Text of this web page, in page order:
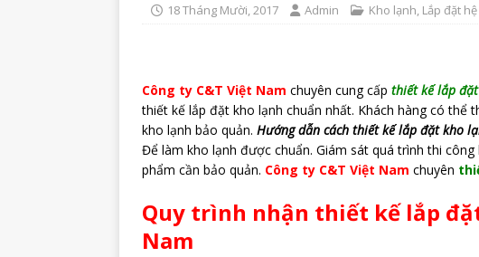
18 Tháng Mười, 2017 Admin Kho lạnh, Lắp đặt
Công ty C&T Việt Nam chuyên cung cấp thiết kế lắp
thiết kế lắp đặt kho lạnh chuẩn nhất. Khách hàng có thể
kho lạnh bảo quản. Hướng dẫn cách thiết kế lắp đặt kho
Để làm kho lạnh được chuẩn. Giám sát quá trình thi
phẩm cần bảo quản. Công ty C&T Việt Nam chuyên
Quy trình nhận thiết kế lắp
Nam